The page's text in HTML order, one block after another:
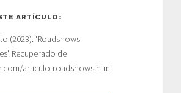
ARTÍCULO:
(2023). 'Roadshows
Recuperado de
articulo-roadshows.html